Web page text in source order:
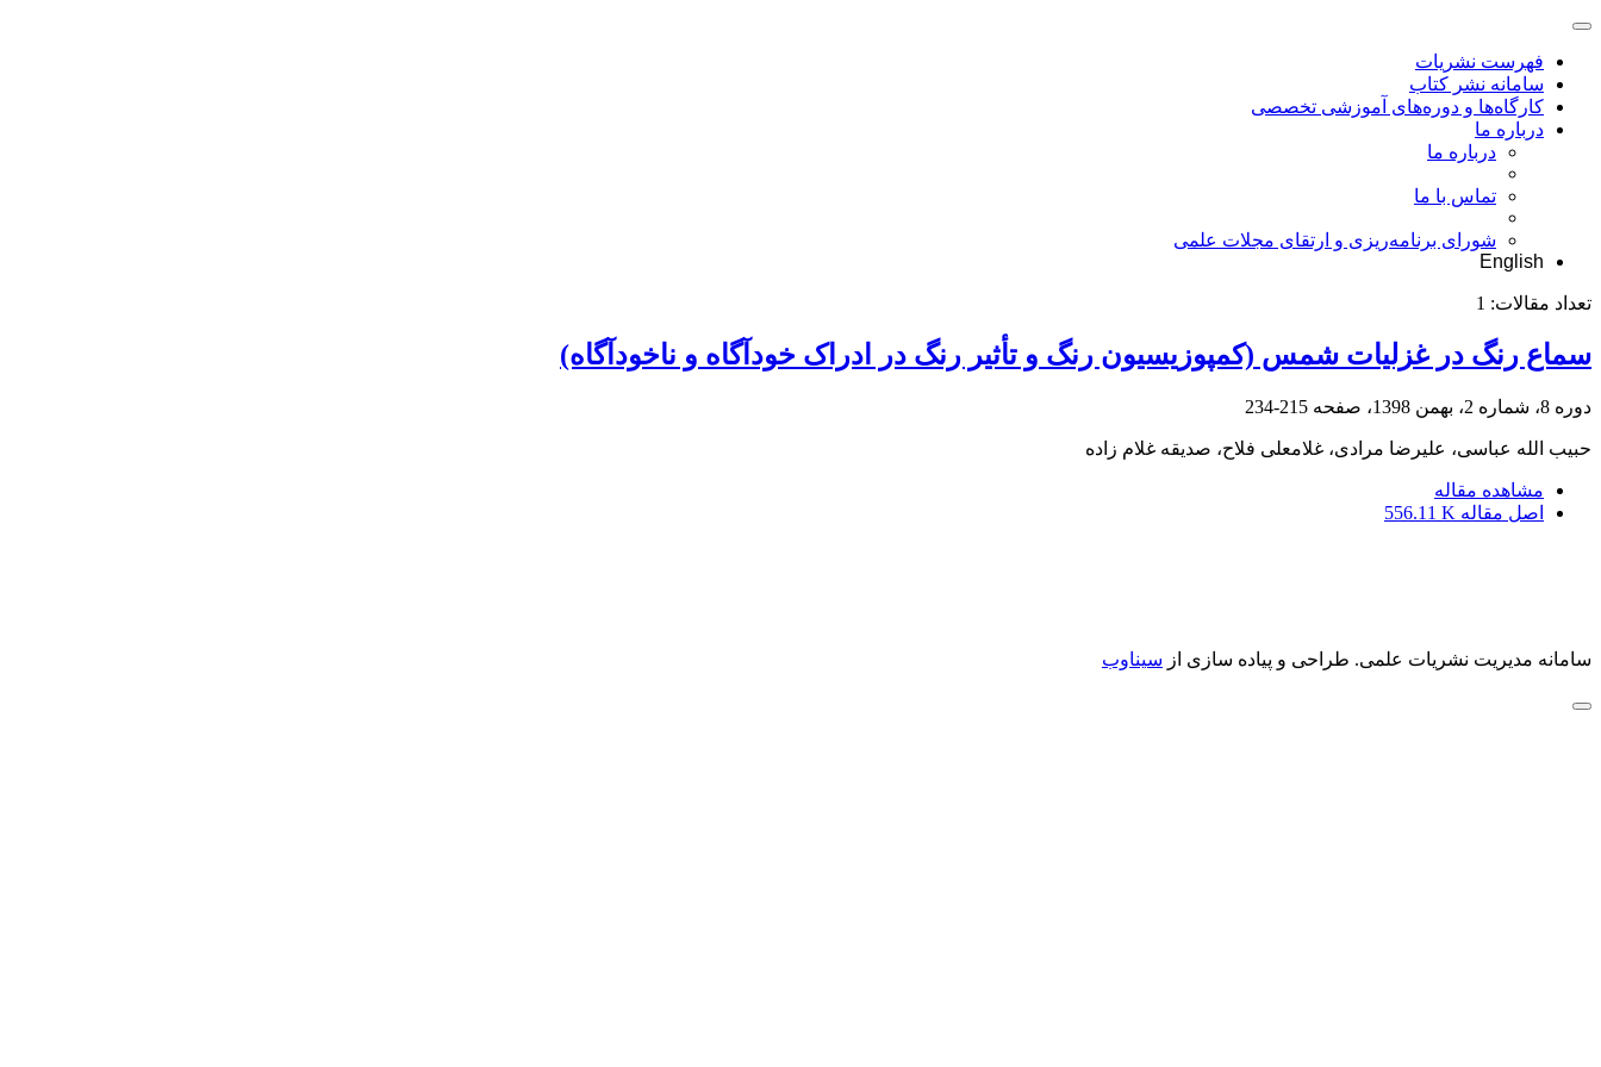
فهرست نشریات
سامانه نشر کتاب
کارگاه‌ها و دوره‌های آموزشی تخصصی
درباره ما
درباره ما
تماس با ما
شورای برنامه‌ریزی و ارتقای مجلات علمی
English
تعداد مقالات: 1
سماع رنگ در غزلیات شمس (کمپوزیسیون رنگ و تأثیر رنگ در ادراک خودآگاه و ناخودآگاه)
دوره 8، شماره 2، بهمن 1398، صفحه 215-234
حبیب الله عباسی، علیرضا مرادی، غلامعلی فلاح، صدیقه غلام زاده
مشاهده مقاله
اصل مقاله 556.11 K
سامانه مدیریت نشریات علمی. طراحی و پیاده سازی از سیناوب